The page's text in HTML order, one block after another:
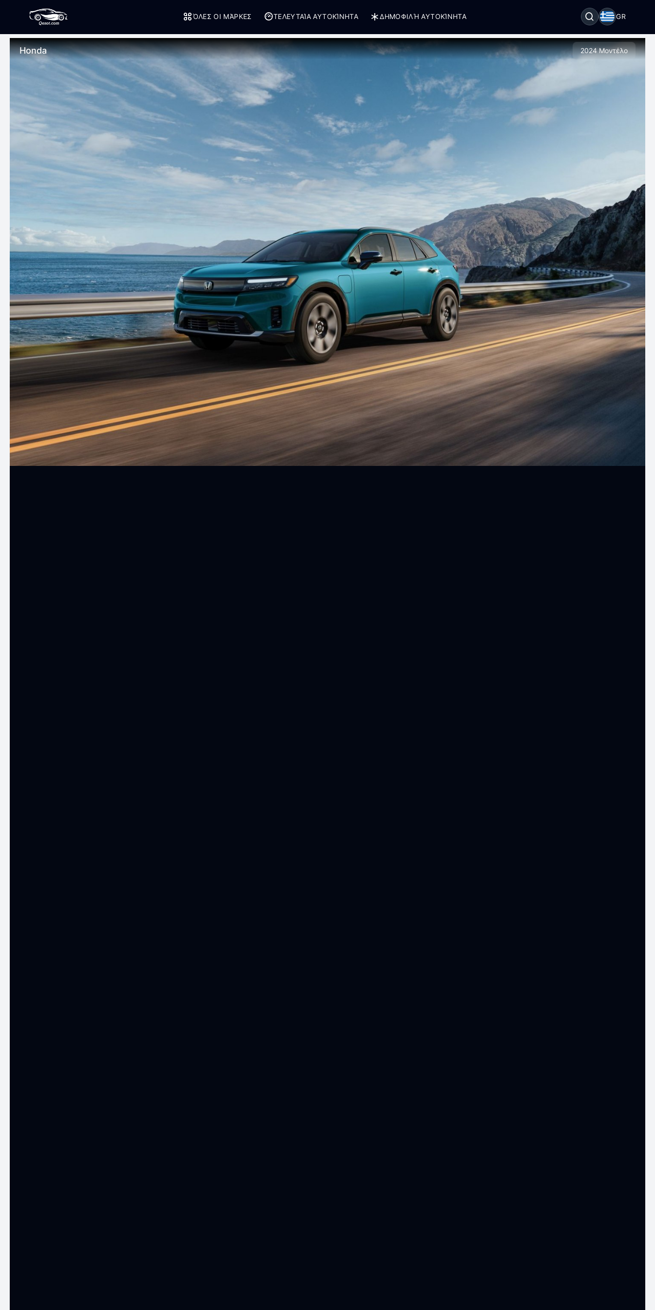
ΌΛΕΣ ΟΙ ΜΆΡΚΕΣ ΤΕΛΕΥΤΑΊΑ ΑΥΤΟΚΊΝΗΤΑ ΔΗΜΟΦΙΛΉ ΑΥΤΟΚΊΝΗΤΑ GR
Honda 2024 Μοντέλο